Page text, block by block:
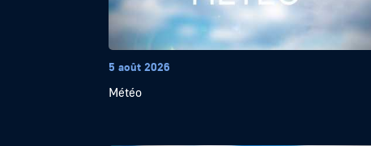
5 août 2026
Météo